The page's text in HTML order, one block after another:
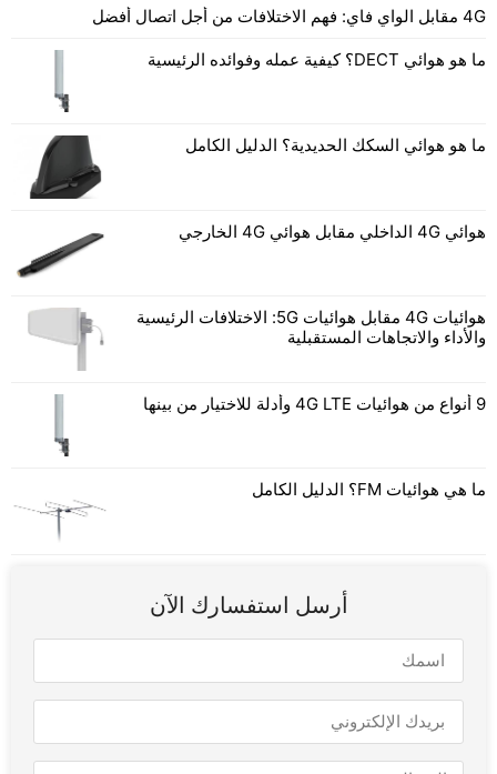
4G مقابل الواي فاي: فهم الاختلافات من أجل اتصال أفضل
ما هو هوائي DECT؟ كيفية عمله وفوائده الرئيسية
ما هو هوائي السكك الحديدية؟ الدليل الكامل
هوائي 4G الداخلي مقابل هوائي 4G الخارجي
هوائيات 4G مقابل هوائيات 5G: الاختلافات الرئيسية
والأداء والاتجاهات المستقبلية
9 أنواع من هوائيات 4G LTE وأدلة للاختيار من بينها
ما هي هوائيات FM؟ الدليل الكامل
أرسل استفسارك الآن